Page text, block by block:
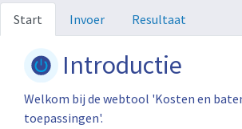
Start Invoer Resultaat
Introductie
Welkom bij de webtool 'Kosten en
toepassingen'.